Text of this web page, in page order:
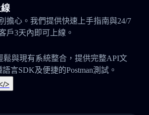
擔心。我們提供快速上手指南與24/7
戶3天內即可上線。
鬆與現有系統整合，提供完整API文
言SDK及便捷的Postman測試。
>